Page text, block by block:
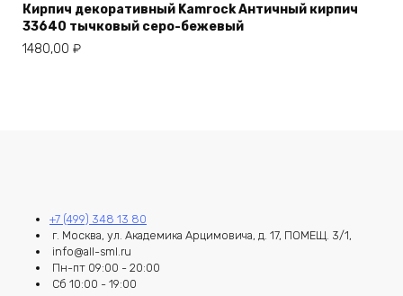
Кирпич декоративный Kamrock Античный кирпич
33640 тычковый серо-бежевый
1480,00 ₽
+7 (499) 348 13 80
г. Москва, ул. Академика Арцимовича, д. 17, ПОМЕЩ. 3/1,
info@all-sml.ru
Пн-пт 09:00 - 20:00
Сб 10:00 - 19:00